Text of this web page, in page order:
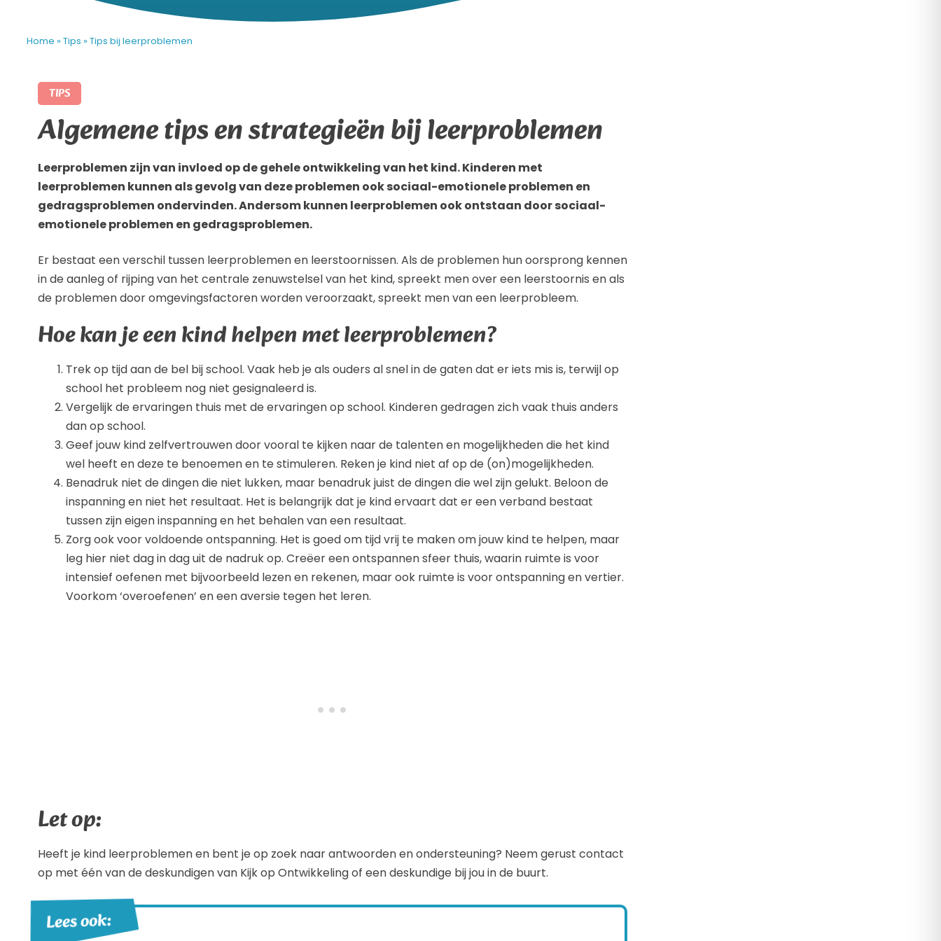
Home » Tips » Tips bij leerproblemen
TIPS
Algemene tips en strategieën bij leerproblemen
Leerproblemen zijn van invloed op de gehele ontwikkeling van het kind. Kinderen met
leerproblemen kunnen als gevolg van deze problemen ook sociaal-emotionele problemen en
gedragsproblemen ondervinden. Andersom kunnen leerproblemen ook ontstaan door sociaal-
emotionele problemen en gedragsproblemen.
Er bestaat een verschil tussen leerproblemen en leerstoornissen. Als de problemen hun oorsprong kennen
in de aanleg of rijping van het centrale zenuwstelsel van het kind, spreekt men over een leerstoornis en als
de problemen door omgevingsfactoren worden veroorzaakt, spreekt men van een leerprobleem.
Hoe kan je een kind helpen met leerproblemen?
Trek op tijd aan de bel bij school. Vaak heb je als ouders al snel in de gaten dat er iets mis is, terwijl op
school het probleem nog niet gesignaleerd is.
Vergelijk de ervaringen thuis met de ervaringen op school. Kinderen gedragen zich vaak thuis anders
dan op school.
Geef jouw kind zelfvertrouwen door vooral te kijken naar de talenten en mogelijkheden die het kind
wel heeft en deze te benoemen en te stimuleren. Reken je kind niet af op de (on)mogelijkheden.
Benadruk niet de dingen die niet lukken, maar benadruk juist de dingen die wel zijn gelukt. Beloon de
inspanning en niet het resultaat. Het is belangrijk dat je kind ervaart dat er een verband bestaat
tussen zijn eigen inspanning en het behalen van een resultaat.
Zorg ook voor voldoende ontspanning. Het is goed om tijd vrij te maken om jouw kind te helpen, maar
leg hier niet dag in dag uit de nadruk op. Creëer een ontspannen sfeer thuis, waarin ruimte is voor
intensief oefenen met bijvoorbeeld lezen en rekenen, maar ook ruimte is voor ontspanning en vertier.
Voorkom ‘overoefenen’ en een aversie tegen het leren.
Let op:
Heeft je kind leerproblemen en bent je op zoek naar antwoorden en ondersteuning? Neem gerust contact
op met één van de deskundigen van Kijk op Ontwikkeling of een deskundige bij jou in de buurt.
Lees ook: